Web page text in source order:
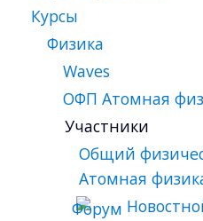
Курсы
Физика
Waves
ОФП Атомная
Участники
Общий
Атомная